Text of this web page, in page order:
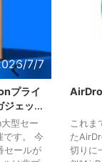
7/7
プライ
ェット
型セー
です。 今
セールが
これま
た
切りに